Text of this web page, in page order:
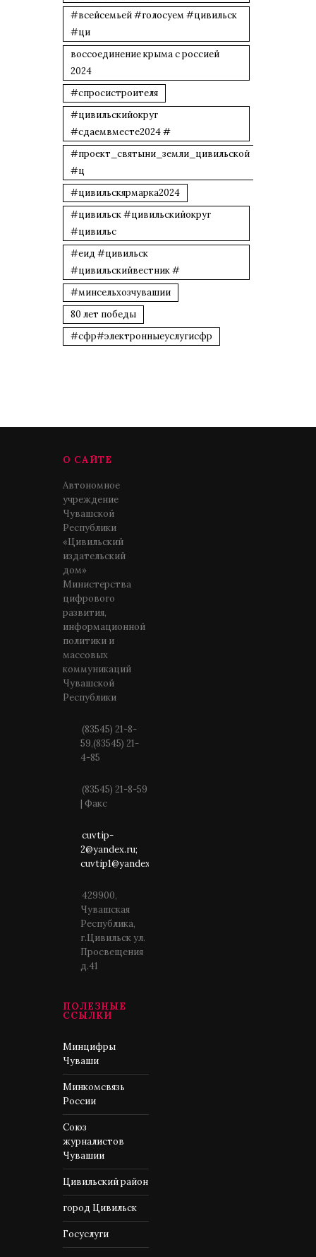
#всейсемьей #голосуем #цивильск
#ци
воссоединение крыма с россией
2024
#спросистроителя
#цивильскийокруг
#сдаемвместе2024 #
#проект_святыни_земли_цивильской
#ц
#цивильскярмарка2024
#цивильск #цивильскийокруг
#цивильс
#еид #цивильск
#цивильскийвестник #
#минсельхозчувашии
80 лет победы
#сфр#электронныеуслугисфр
О САЙТЕ
Автономное
учреждение
Чувашской
Республики
«Цивильский
издательский
дом»
Министерства
цифрового
развития,
информационной
политики и
массовых
коммуникаций
Чувашской
Республики
(83545) 21-8-
59,(83545) 21-
4-85
(83545) 21-8-59
| Факс
cuvtip-
2@yandex.ru;
cuvtip1@yandex.ru
429900,
Чувашская
Республика,
г.Цивильск ул.
Просвещения
д.41
ПОЛЕЗНЫЕ
ССЫЛКИ
Минцифры
Чуваши
Минкомсвязь
России
Союз
журналистов
Чувашии
Цивильский район
город Цивильск
Госуслуги